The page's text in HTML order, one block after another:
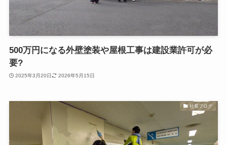
500万円になる外壁塗装や屋根工事は建設業許可が必
要?
2025年3月20日 2026年5月15日
社長ブログ